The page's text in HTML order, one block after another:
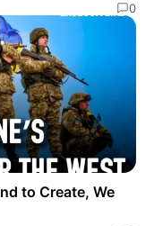
0
to Create, We